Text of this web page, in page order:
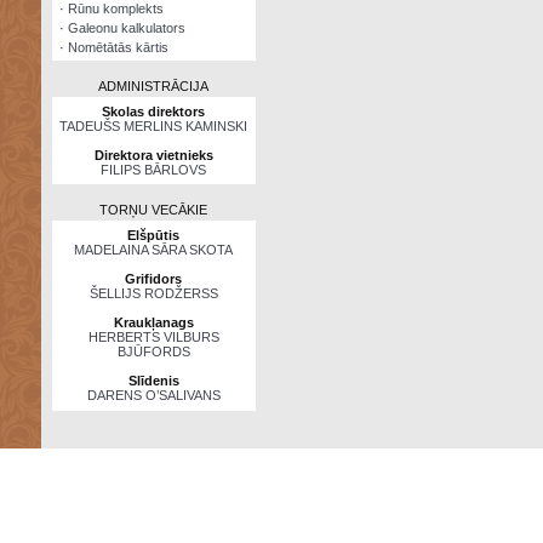
· Rūnu komplekts
· Galeonu kalkulators
· Nomētātās kārtis
ADMINISTRĀCIJA
Skolas direktors
TADEUŠS MERLINS KAMINSKI
Direktora vietnieks
FILIPS BĀRLOVS
TORŅU VECĀKIE
Elšpūtis
MADELAINA SĀRA SKOTA
Grifidors
ŠELLIJS RODŽERSS
Kraukļanags
HERBERTS VILBURS
BJŪFORDS
Slīdenis
DARENS O’SALIVANS